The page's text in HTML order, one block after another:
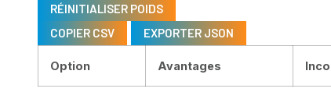
RÉINITIALISER POIDS
COPIER CSV
EXPORTER JSON
Option Avantages